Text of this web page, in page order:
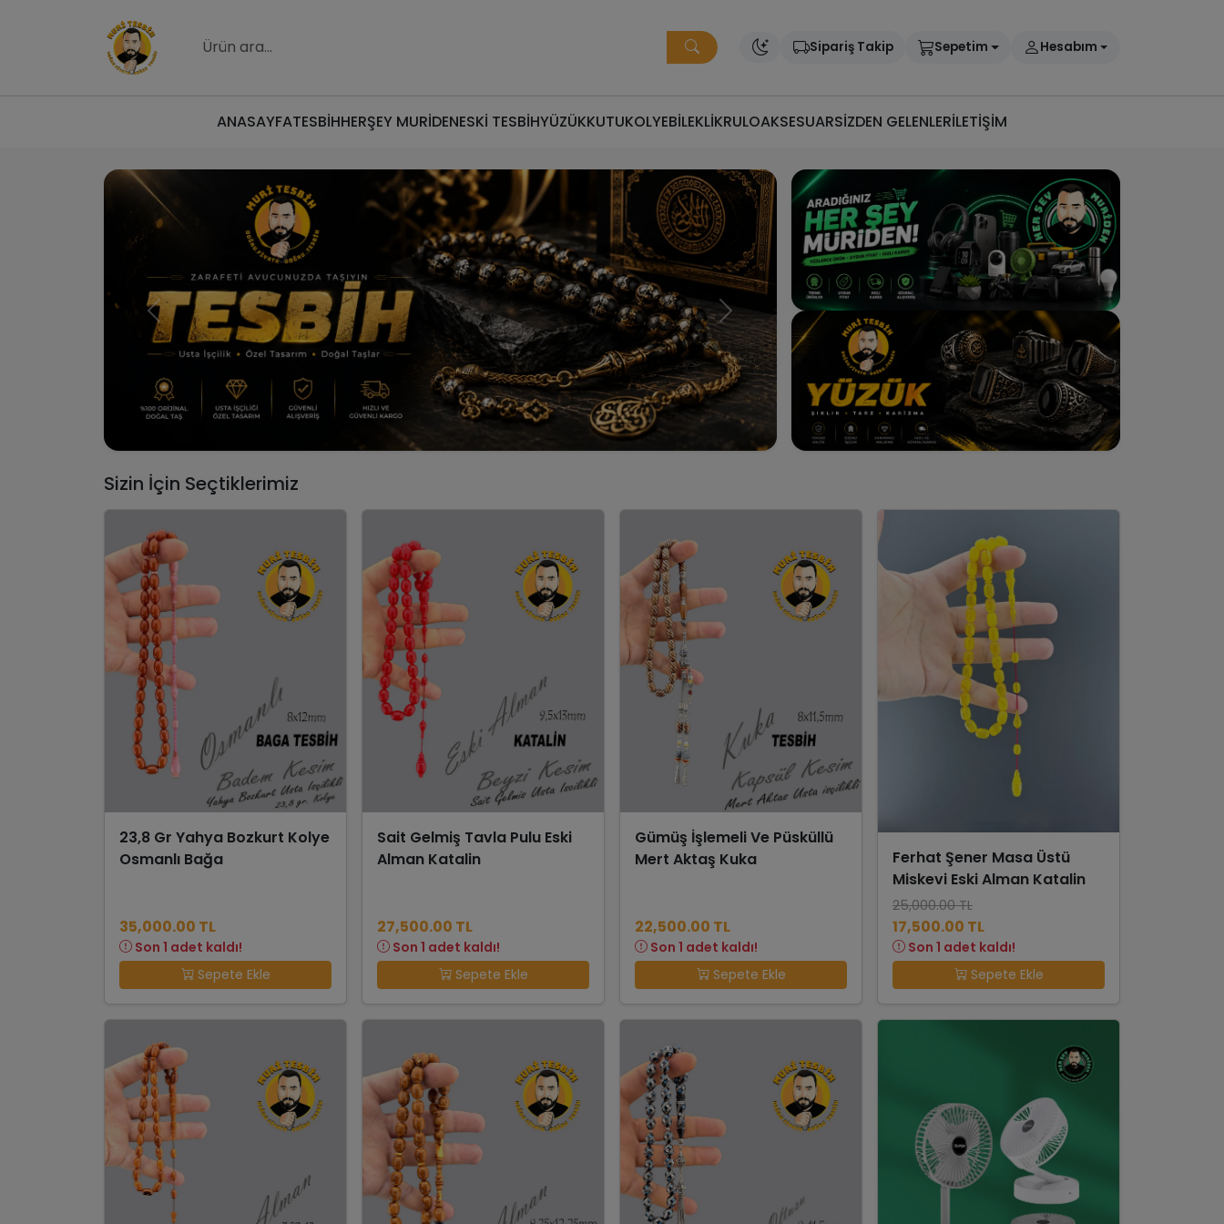
Sipariş Takip Sepetim Hesabım
ANASAYFATESBİHHERŞEY MURİDENESKİ TESBİHYÜZÜKKUTUKOLYEBİLEKLİKRULOAKSESUARSİZDEN GELENLERİLETİŞİM
Muri Tesbih | Doğru Fiyata Doğru Tesbih
Sizin İçin Seçtiklerimiz
23,8 Gr Yahya Bozkurt Kolye
Osmanlı Bağa
35,000.00 TL
Son 1 adet kaldı!
Sepete Ekle
Sait Gelmiş Tavla Pulu Eski
Alman Katalin
27,500.00 TL
Son 1 adet kaldı!
Sepete Ekle
Gümüş İşlemeli Ve Püsküllü
Mert Aktaş Kuka
22,500.00 TL
Son 1 adet kaldı!
Sepete Ekle
Ferhat Şener Masa Üstü
Miskevi Eski Alman Katalin
25,000.00 TL
17,500.00 TL
Son 1 adet kaldı!
Sepete Ekle